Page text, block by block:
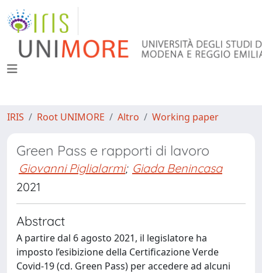
IRIS Root UNIMORE Altro Working paper
Green Pass e rapporti di lavoro
Giovanni Piglialarmi; Giada Benincasa
2021
Abstract
A partire dal 6 agosto 2021, il legislatore ha
imposto l’esibizione della Certificazione Verde
Covid-19 (cd. Green Pass) per accedere ad alcuni